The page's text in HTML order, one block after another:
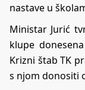
nastave u
Ministar Jurić
klupe
Krizni štab TK
s njom donositi